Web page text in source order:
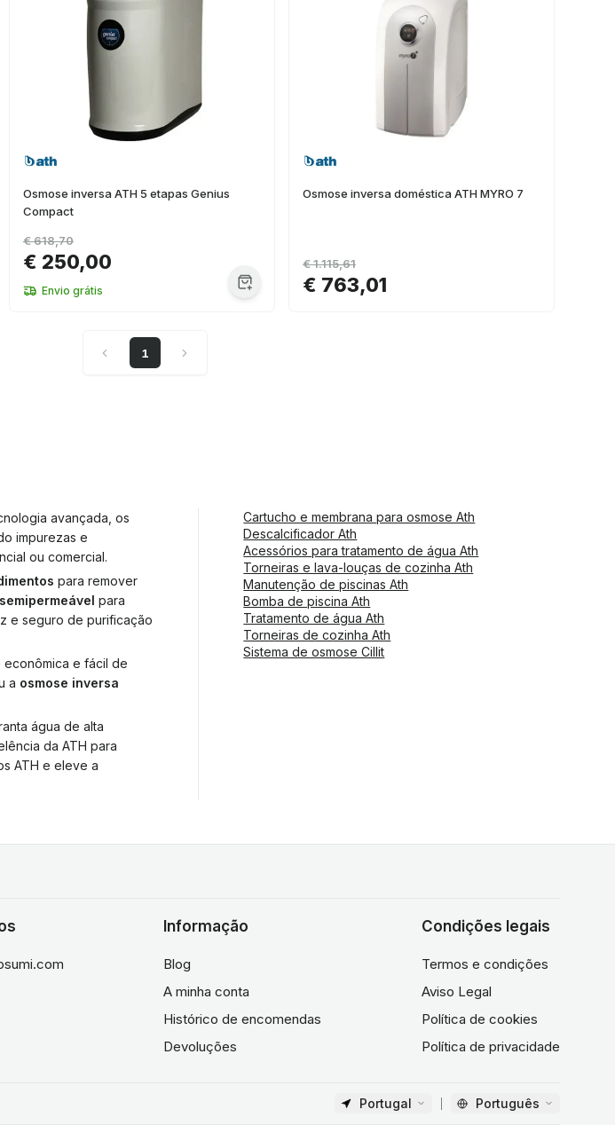
Osmose inversa ATH 5 etapas Genius
Compact
€ 250,00
€ 618,70
Envio grátis
Osmose inversa doméstica ATH MYRO 7
€ 763,01
€ 1.115,61
1
avançada, os
impurezas e
ou comercial.
para remover
para
e seguro de purificação
econômica e fácil de
a osmose inversa
água de alta
da ATH para
ATH e eleve a
Cartucho e membrana para osmose Ath
Descalcificador Ath
Acessórios para tratamento de água Ath
Torneiras e lava-louças de cozinha Ath
Manutenção de piscinas Ath
Bomba de piscina Ath
Tratamento de água Ath
Torneiras de cozinha Ath
Sistema de osmose Cillit
Informação
Blog
A minha conta
Histórico de encomendas
Devoluções
Condições legais
Termos e condições
Aviso Legal
Política de cookies
Política de privacidade
Portugal Português